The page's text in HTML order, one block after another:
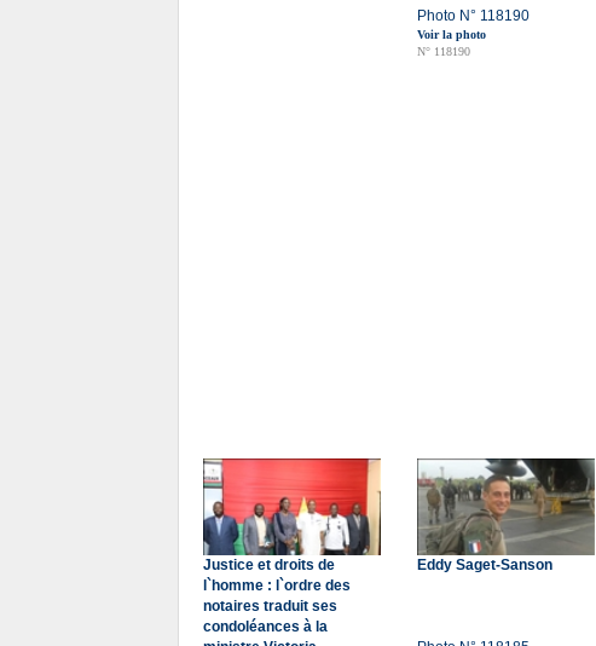
Photo N° 118190
Voir la photo
N° 118190
Justice et droits de
l`homme : l`ordre des
notaires traduit ses
condoléances à la
Eddy Saget-Sanson